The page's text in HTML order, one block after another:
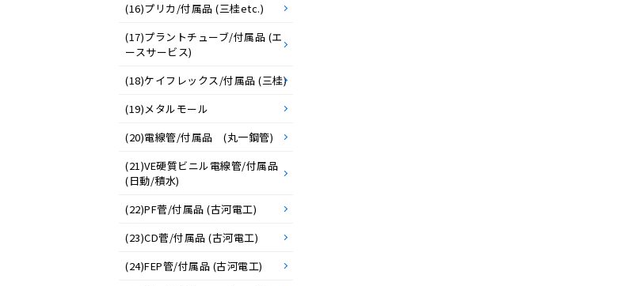
(16)プリカ/付属品 (三桂etc.)
(17)プラントチューブ/付属品 (エ
ースサービス)
(18)ケイフレックス/付属品 (三桂)
(19)メタルモール
(20)電線管/付属品 (丸一鋼管)
(21)VE硬質ビニル電線管/付属品
(日動/積水)
(22)PF菅/付属品 (古河電工)
(23)CD菅/付属品 (古河電工)
(24)FEP管/付属品 (古河電工)